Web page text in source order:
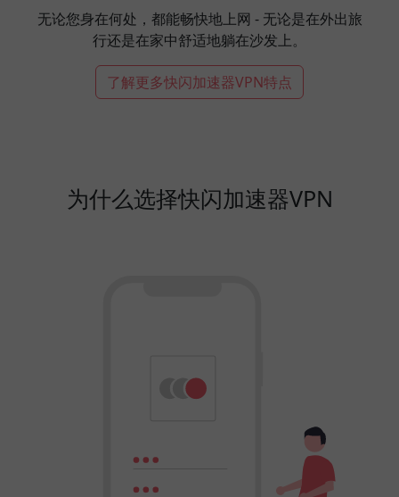
无论您身在何处，都能畅快地上网 - 无论是在外出旅
行还是在家中舒适地躺在沙发上。
了解更多快闪加速器VPN特点
为什么选择快闪加速器VPN